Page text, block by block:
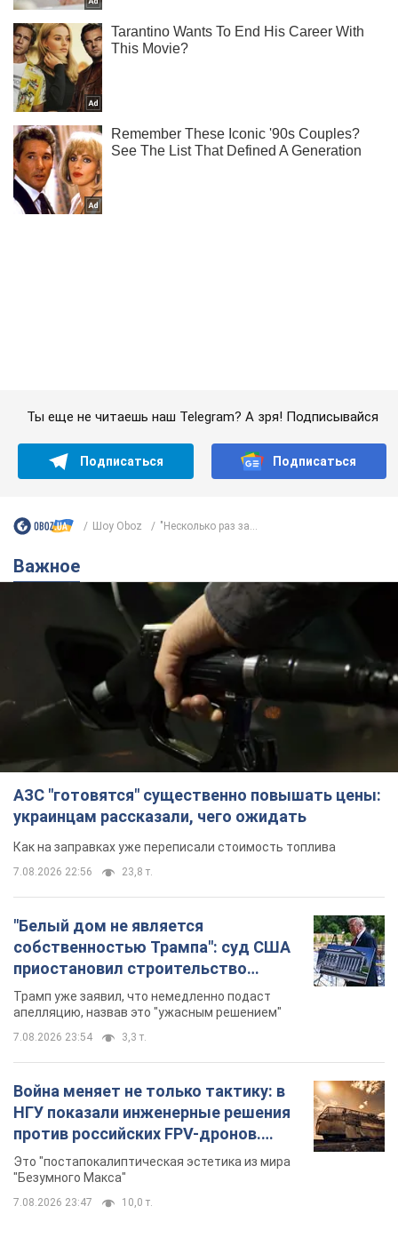
АЗС "готовятся" существенно повышать цены:
украинцам рассказали, чего ожидать
Как на заправках уже переписали стоимость топлива
7.08.2026 22:56
"Белый дом не является
собственностью Трампа": суд США
приостановил строительство
бального зала стоимостью 400 млн
Трамп уже заявил, что немедленно подаст
Война меняет не только тактику: в
НГУ показали инженерные решения
против российских FPV-дронов.
Фото
"Безумного Макса"